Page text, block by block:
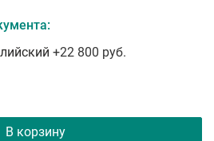
+22 800 руб.
В корзину